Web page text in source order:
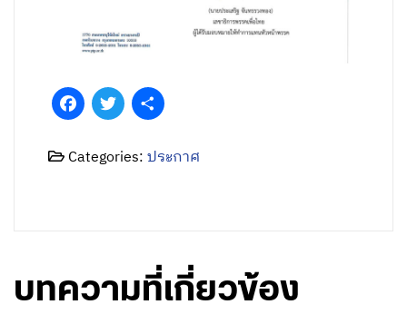
FacebookTwitter
Categories:ประกาศ
บทความที่เกี่ยวข้อง